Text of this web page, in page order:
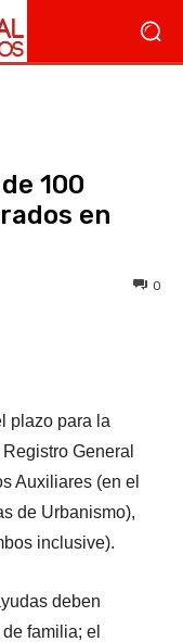
100
en
0
plazo para la
General
Auxiliares (en el
de Urbanismo),
inclusive).
deben
familia; el